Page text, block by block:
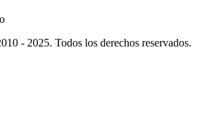
- 2025. Todos los derechos reservados.